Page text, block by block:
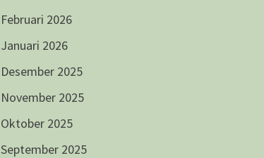
Februari 2026
Januari 2026
Desember 2025
November 2025
Oktober 2025
September 2025